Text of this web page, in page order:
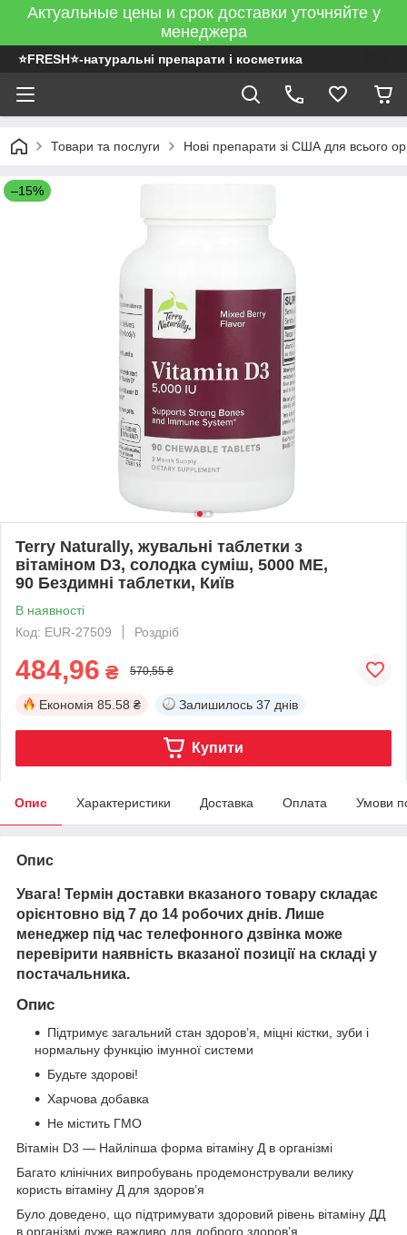
Актуальные цены и срок доставки уточняйте у
менеджера
⭐FRESH⭐-натуральні препарати і косметика
Товари та послуги Нові препарати зі США для всього
–15%
Terry Naturally, жувальні таблетки з
вітаміном D3, солодка суміш, 5000 МЕ,
90 Бездимні таблетки, Київ
В наявності
Код: EUR-27509
Роздріб
484,96 ₴ 570,55 ₴
Економія 85.58 ₴ Залишилось 37 днів
Купити
Опис Характеристики Доставка Оплата Умови
Опис
Увага! Термін доставки вказаного товару складає
орієнтовно від 7 до 14 робочих днів. Лише
менеджер під час телефонного дзвінка може
перевірити наявність вказаної позиції на складі у
постачальника.
Опис
Підтримує загальний стан здоров’я, міцні кістки, зуби і
нормальну функцію імунної системи
Будьте здорові!
Харчова добавка
Не містить ГМО
Вітамін D3 — Найліпша форма вітаміну Д в організмі
Багато клінічних випробувань продемонстрували велику
користь вітаміну Д для здоров’я
Було доведено, що підтримувати здоровий рівень вітаміну ДД
в організмі дуже важливо для доброго здоров’я.